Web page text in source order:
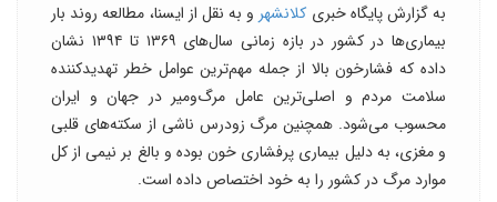
به گزارش پایگاه خبری کلانشهر و به نقل از ایسنا، مطالعه روند بار
بیماری‌­ها در کشور در­ بازه زمانی سال‌های ۱۳۶۹ تا ۱۳۹۴ نشان
داده که فشارخون بالا از جمله مهم‌ترین عوامل خطر تهدیدکننده
سلامت مردم و اصلی‌ترین عامل مرگ‌ومیر در جهان و ایران
محسوب می‌شود. همچنین مرگ زودرس ناشی از سکته­‌های قلبی
و مغزی، به دلیل بیماری پرفشاری خون بوده و بالغ بر نیمی از کل
موارد مرگ در کشور را به خود اختصاص داده است.